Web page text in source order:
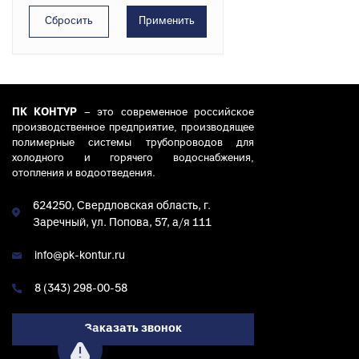
ПК КОНТУР – это современное российское
производственное предприятие, производящее
полимерные системы трубопроводов для
холодного и горячего водоснабжения,
отопления и водоотведения.
624250, Свердловская область, г.
Заречный, ул. Попова, 57, а/я 111
info@pk-kontur.ru
8 (343) 298-00-58
Заказать звонок